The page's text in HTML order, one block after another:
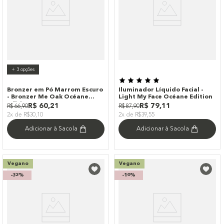
+ 3opções
Bronzer em Pó Marrom Escuro
- Bronzer Me Oak Océane
Edition
R$ 66,90R$ 60,21
2x de R$30,10
Adicionar à Sacola
Iluminador Líquido Facial -
Light My Face Océane Edition
R$ 87,90R$ 79,11
2x de R$39,55
Adicionar à Sacola
Vegano
-32%
Vegano
-10%